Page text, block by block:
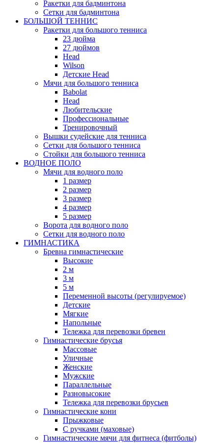
Ракетки для бадминтона
Сетки для бадминтона
БОЛЬШОЙ ТЕННИС
Ракетки для большого тенниса
23 дюйма
27 дюймов
Head
Wilson
Детские Head
Мячи для большого тенниса
Babolat
Head
Любительские
Профессиональные
Тренировочный
Вышки судейские для тенниса
Сетки для большого тенниса
Стойки для большого тенниса
ВОДНОЕ ПОЛО
Мячи для водного поло
1 размер
2 размер
3 размер
4 размер
5 размер
Ворота для водного поло
Сетки для водного поло
ГИМНАСТИКА
Бревна гимнастические
Высокие
2 м
3 м
5 м
Переменной высоты (регулируемое)
Детские
Мягкие
Напольные
Тележка для перевозки бревен
Гимнастические брусья
Массовые
Уличные
Женские
Мужские
Параллельные
Разновысокие
Тележка для перевозки брусьев
Гимнастические кони
Прыжковые
С ручками (маховые)
Гимнастические мячи для фитнеса (фитболы)